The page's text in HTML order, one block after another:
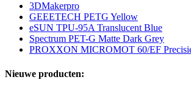
3DMakerpro
GEEETECH PETG Yellow
eSUN TPU-95A Translucent Blue
Spectrum PET-G Matte Dark Grey
PROXXON MICROMOT 60/EF
Nieuwe producten: